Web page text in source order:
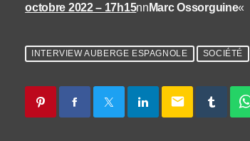
octobre 2022 – 17h15nn Marc Ossorguine«
INTERVIEW AUBERGE ESPAGNOLE SOCIÉTÉ
email